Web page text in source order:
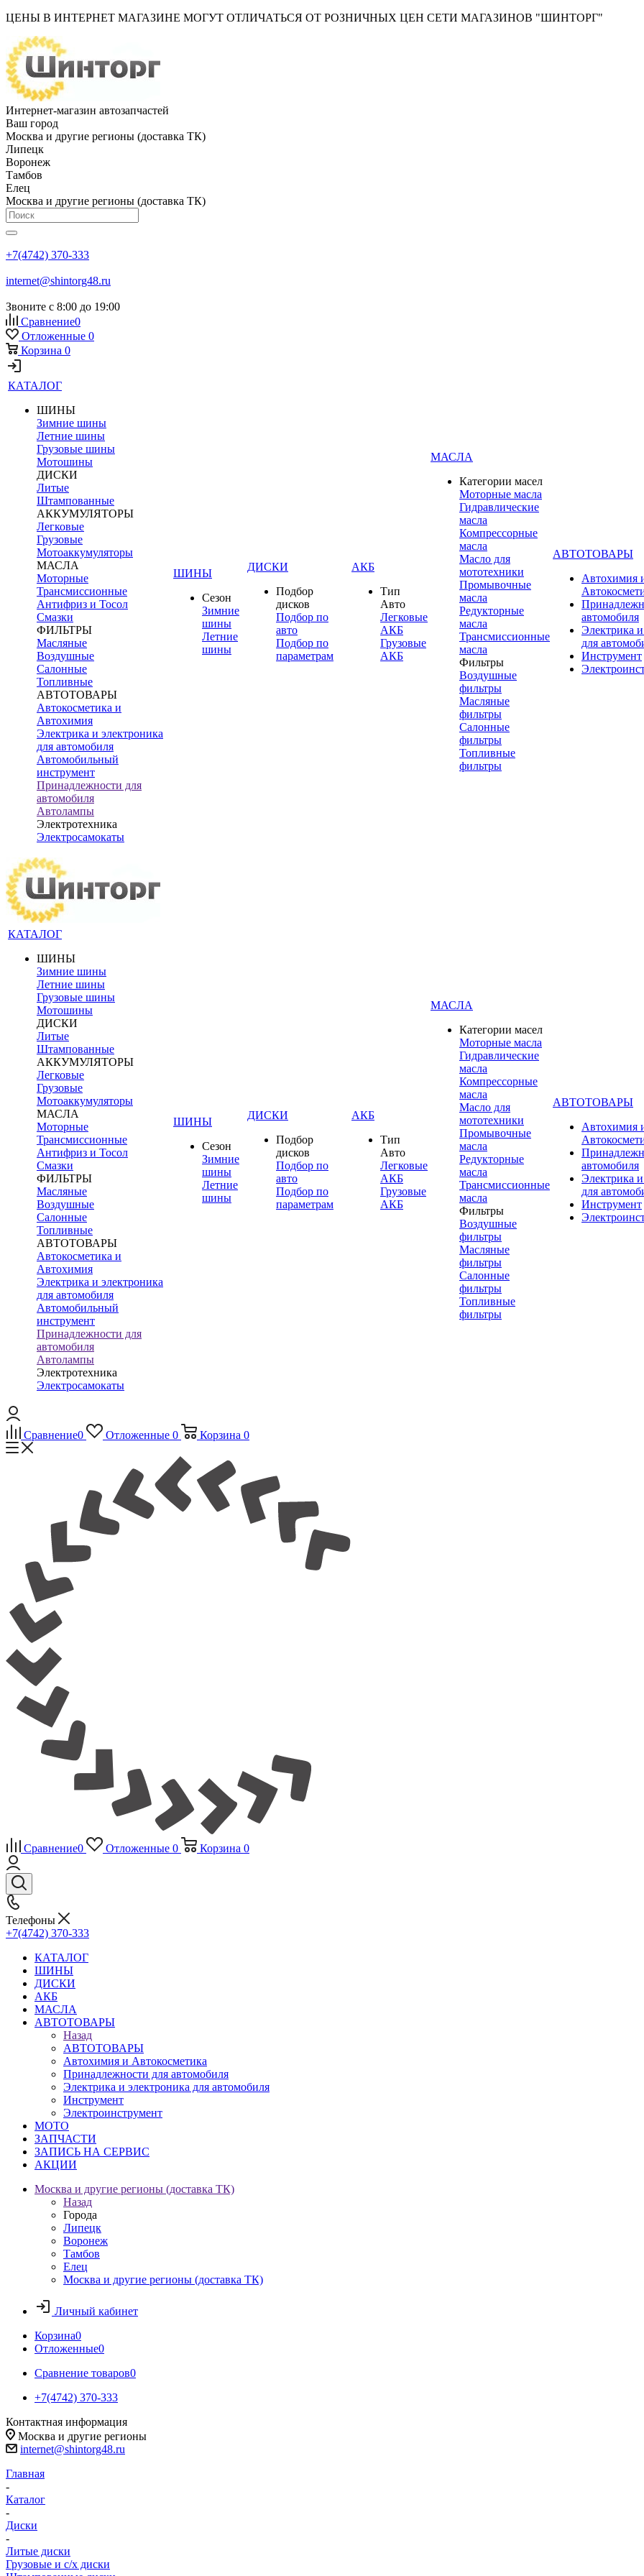
ЦЕНЫ В ИНТЕРНЕТ МАГАЗИНЕ МОГУТ ОТЛИЧАТЬСЯ ОТ РОЗНИЧНЫХ ЦЕН СЕТИ МАГАЗИНОВ "ШИНТОРГ"
Интернет-магазин автозапчастей
Ваш город
Москва и другие регионы (доставка ТК)
Липецк
Воронеж
Тамбов
Елец
Москва и другие регионы (доставка ТК)
+7(4742) 370-333
internet@shintorg48.ru
Звоните с 8:00 до 19:00
Сравнение0
Отложенные 0
Корзина 0
КАТАЛОГ
ШИНЫ
Зимние шины
Летние шины
Грузовые шины
Мотошины
ДИСКИ
Литые
Штампованные
АККУМУЛЯТОРЫ
Легковые
Грузовые
Мотоаккумуляторы
МАСЛА
Моторные
Трансмиссионные
Антифриз и Тосол
Смазки
ФИЛЬТРЫ
Масляные
Воздушные
Салонные
Топливные
АВТОТОВАРЫ
Автокосметика и
Автохимия
Электрика и электроника
для автомобиля
Автомобильный
инструмент
Принадлежности для
автомобиля
Автолампы
Электротехника
Электросамокаты
ШИНЫ
Сезон
Зимние
шины
Летние
шины
ДИСКИ
Подбор
дисков
Подбор по
авто
Подбор по
параметрам
АКБ
Тип
Авто
Легковые
АКБ
Грузовые
АКБ
МАСЛА
Категории масел
Моторные масла
Гидравлические
масла
Компрессорные
масла
Масло для
мототехники
Промывочные
масла
Редукторные
масла
Трансмиссионные
масла
Фильтры
Воздушные
фильтры
Масляные
фильтры
Салонные
фильтры
Топливные
фильтры
АВТОТОВАРЫ
Автохимия
автомобиля
Электрика
для
Инструмент
КАТАЛОГ
ШИНЫ
Зимние шины
Летние шины
Грузовые шины
Мотошины
ДИСКИ
Литые
Штампованные
АККУМУЛЯТОРЫ
Легковые
Грузовые
Мотоаккумуляторы
МАСЛА
Моторные
Трансмиссионные
Антифриз и Тосол
Смазки
ФИЛЬТРЫ
Масляные
Воздушные
Салонные
Топливные
АВТОТОВАРЫ
Автокосметика и
Автохимия
Электрика и электроника
для автомобиля
Автомобильный
инструмент
Принадлежности для
автомобиля
Автолампы
Электротехника
Электросамокаты
ШИНЫ
Сезон
Зимние
шины
Летние
шины
ДИСКИ
Подбор
дисков
Подбор по
авто
Подбор по
параметрам
АКБ
Тип
Авто
Легковые
АКБ
Грузовые
АКБ
МАСЛА
Категории масел
Моторные масла
Гидравлические
масла
Компрессорные
масла
Масло для
мототехники
Промывочные
масла
Редукторные
масла
Трансмиссионные
масла
Фильтры
Воздушные
фильтры
Масляные
фильтры
Салонные
фильтры
Топливные
фильтры
АВТОТОВАРЫ
Автохимия
автомобиля
Электрика
для
Инструмент
Сравнение0 Отложенные 0 Корзина 0
Сравнение0 Отложенные 0 Корзина 0
Телефоны
+7(4742) 370-333
КАТАЛОГ
ШИНЫ
ДИСКИ
АКБ
МАСЛА
АВТОТОВАРЫ
Назад
АВТОТОВАРЫ
Автохимия и Автокосметика
Принадлежности для автомобиля
Электрика и электроника для автомобиля
Инструмент
Электроинструмент
МОТО
ЗАПЧАСТИ
ЗАПИСЬ НА СЕРВИС
АКЦИИ
Москва и другие регионы (доставка ТК)
Назад
Города
Липецк
Воронеж
Тамбов
Елец
Москва и другие регионы (доставка ТК)
Личный кабинет
Корзина0
Отложенные0
Сравнение товаров0
+7(4742) 370-333
Контактная информация
Москва и другие регионы
internet@shintorg48.ru
Главная
-
Каталог
-
Диски
-
Литые диски
Грузовые и с/х диски